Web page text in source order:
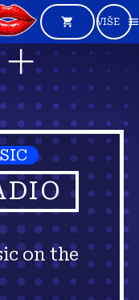
shopping_cart
on the